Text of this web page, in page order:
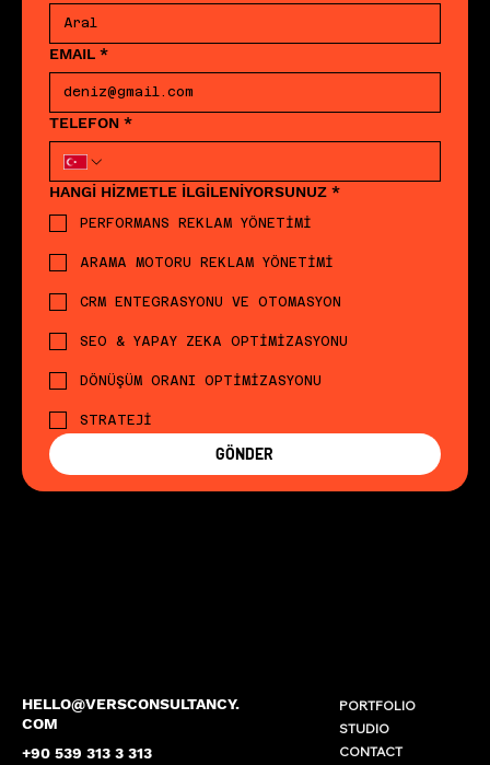
HELLO@VERSCONSULTANCY.
COM
+90 539 313 3 313
PORTFOLIO
STUDIO
CONTACT
EMAIL *
TELEFON *
HANGİ HİZMETLE İLGİLENİYORSUNUZ *
PERFORMANS REKLAM YÖNETİMİ
ARAMA MOTORU REKLAM YÖNETİMİ
CRM ENTEGRASYONU VE OTOMASYON
SEO & YAPAY ZEKA OPTİMİZASYONU
DÖNÜŞÜM ORANI OPTİMİZASYONU
STRATEJİ
GÖNDER